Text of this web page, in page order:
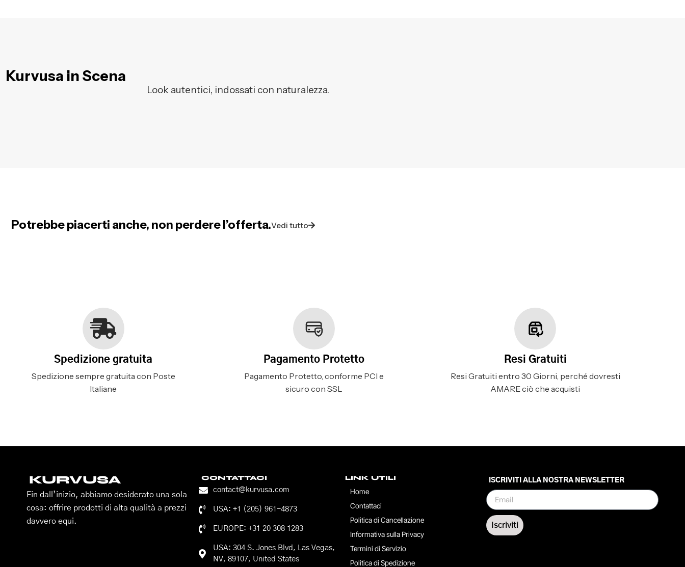
Kurvusa in Scena
Look autentici, indossati con naturalezza.
Potrebbe piacerti anche, non perdere l’offerta.Vedi tutto
Spedizione gratuita
Spedizione sempre gratuita con Poste
Italiane
Pagamento Protetto
Pagamento Protetto, conforme PCI e
sicuro con SSL
Resi Gratuiti
Resi Gratuiti entro 30 Giorni, perché dovresti
AMARE ciò che acquisti
KURVUSA
Fin dall’inizio, abbiamo desiderato una sola
cosa: offrire prodotti di alta qualità a prezzi
davvero equi.
CONTATTACI
contact@kurvusa.com
USA: +1 (205) 961-4873
EUROPE: +31 20 308 1283
USA: 304 S. Jones Blvd, Las Vegas,
NV, 89107, United States
LINK UTILI
Home
Contattaci
Politica di Cancellazione
Informativa sulla Privacy
Termini di Servizio
Politica di Spedizione
ISCRIVITI ALLA NOSTRA NEWSLETTER
Iscriviti